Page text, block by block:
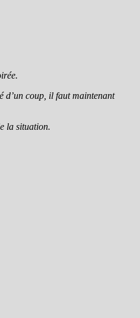
d’un coup, il faut maintenant
la situation.